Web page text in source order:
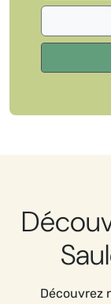
Découvrez